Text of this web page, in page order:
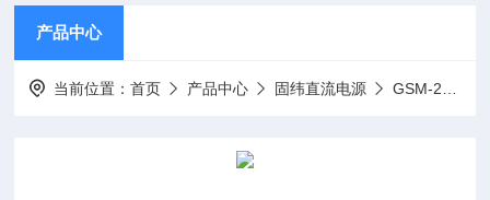
产品中心
当前位置：首页 产品中心 固纬直流电源 GSM-20H10数字源表